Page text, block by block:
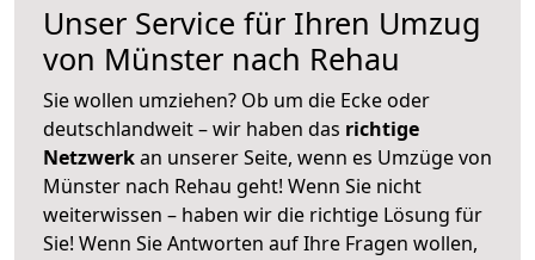
Unser Service für Ihren Umzug
von Münster nach Rehau
Sie wollen umziehen? Ob um die Ecke oder
deutschlandweit – wir haben das richtige
Netzwerkan unserer Seite, wenn es Umzüge von
Münster nach Rehau geht! Wenn Sie nicht
weiterwissen – haben wir die richtige Lösung für
Sie! Wenn Sie Antworten auf Ihre Fragen wollen,